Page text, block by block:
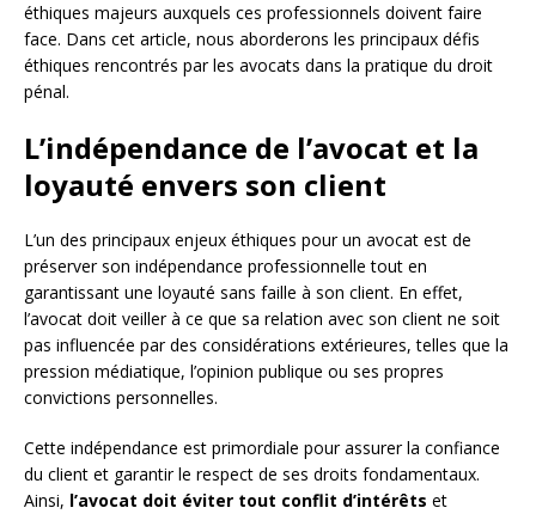
éthiques majeurs auxquels ces professionnels doivent faire
face. Dans cet article, nous aborderons les principaux défis
éthiques rencontrés par les avocats dans la pratique du droit
pénal.
L’indépendance de l’avocat et la
loyauté envers son client
L’un des principaux enjeux éthiques pour un avocat est de
préserver son indépendance professionnelle tout en
garantissant une loyauté sans faille à son client. En effet,
l’avocat doit veiller à ce que sa relation avec son client ne soit
pas influencée par des considérations extérieures, telles que la
pression médiatique, l’opinion publique ou ses propres
convictions personnelles.
Cette indépendance est primordiale pour assurer la confiance
du client et garantir le respect de ses droits fondamentaux.
Ainsi, l’avocat doit éviter tout conflit d’intérêts et